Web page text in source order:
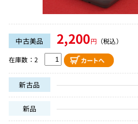
中古美品 2,200円 （税込）
在庫数：2
新古品
新品